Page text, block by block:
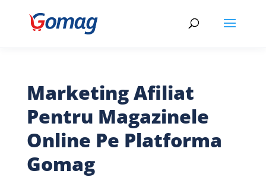
Marketing Afiliat
Pentru Magazinele
Online Pe Platforma
Gomag